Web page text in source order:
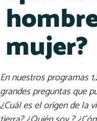
mujer?
En nuestros programas
grandes preguntas que
¿Cuál es el origen de la